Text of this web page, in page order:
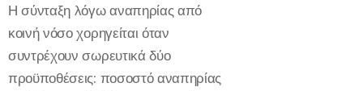
Η σύνταξη λόγω αναπηρίας από
κοινή νόσο χορηγείται όταν
συντρέχουν σωρευτικά δύο
προϋποθέσεις: ποσοστό αναπηρίας